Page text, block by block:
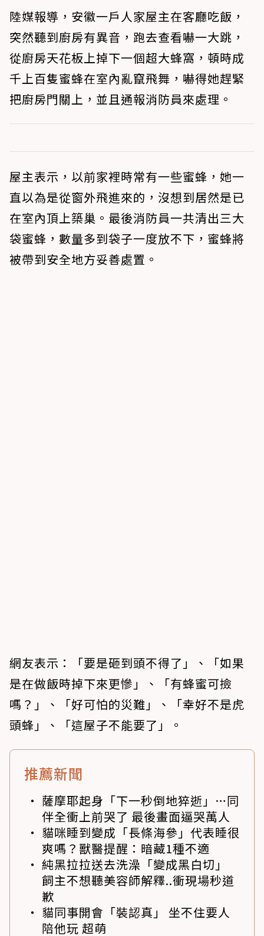
陸媒報導，安徽一戶人家屋主在客廳吃飯，
突然聽到廚房有異音，跑去查看嚇一大跳，
從廚房天花板上掉下一個超大蜂窩，頓時成
千上百隻蜜蜂在室內亂竄飛舞，嚇得她趕緊
把廚房門關上，並且通報消防員來處理。
屋主表示，以前家裡時常有一些蜜蜂，她一
直以為是從窗外飛進來的，沒想到居然是已
在室內頂上築巢。最後消防員一共清出三大
袋蜜蜂，數量多到袋子一度放不下，蜜蜂將
被帶到安全地方妥善處置。
網友表示：「要是砸到頭不得了」、「如果
是在做飯時掉下來更慘」、「有蜂蜜可撿
嗎？」、「好可怕的災難」、「幸好不是虎
頭蜂」、「這屋子不能要了」。
推薦新聞
薩摩耶起身「下一秒倒地猝逝」…同
伴全衝上前哭了 最後畫面逼哭萬人
貓咪睡到變成「長條海參」代表睡很
爽嗎？獸醫提醒：暗藏1種不適
純黑拉拉送去洗澡「變成黑白切」
飼主不想聽美容師解釋..衝現場秒道
歉
貓同事開會「裝認真」 坐不住要人
陪他玩 超萌